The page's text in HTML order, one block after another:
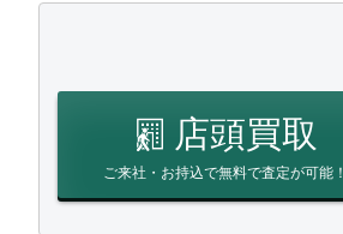
店頭買取
ご来社・お持込で無料で査定が可能！